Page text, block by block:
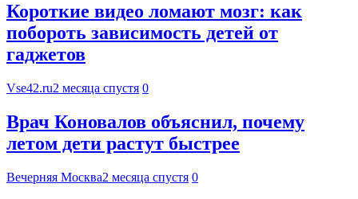
Короткие видео ломают мозг: как
побороть зависимость детей от
гаджетов
Vse42.ru2 месяца спустя 0
Врач Коновалов объяснил, почему
летом дети растут быстрее
Вечерняя Москва2 месяца спустя 0